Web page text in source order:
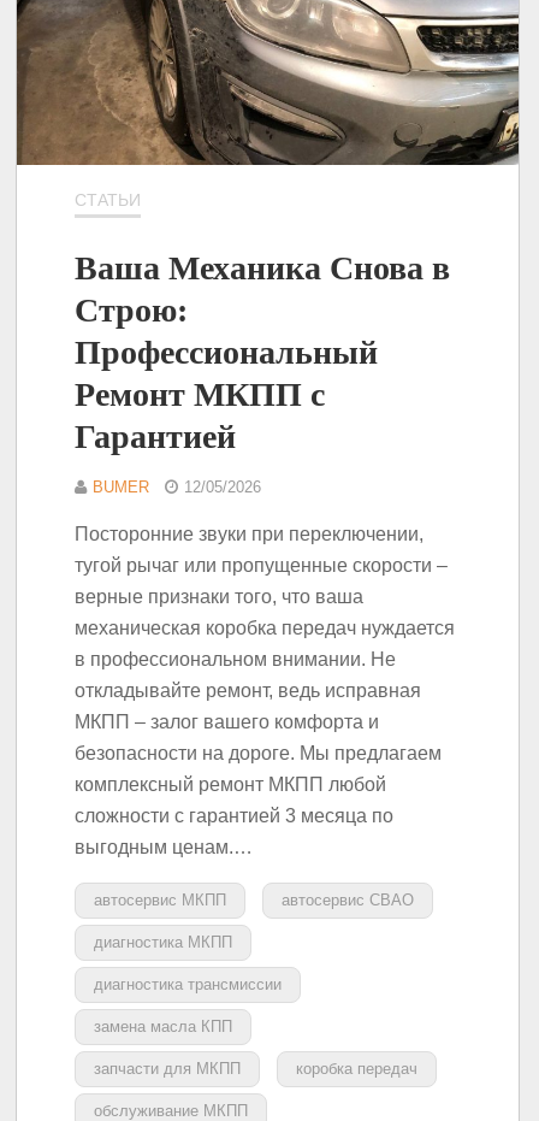
СТАТЬИ
Ваша Механика Снова в
Строю:
Профессиональный
Ремонт МКПП с
Гарантией
BUMER 12/05/2026
Посторонние звуки при переключении,
тугой рычаг или пропущенные скорости –
верные признаки того, что ваша
механическая коробка передач нуждается
в профессиональном внимании. Не
откладывайте ремонт, ведь исправная
МКПП – залог вашего комфорта и
безопасности на дороге. Мы предлагаем
комплексный ремонт МКПП любой
сложности с гарантией 3 месяца по
выгодным ценам.…
автосервис МКПП автосервис СВАО
диагностика МКПП
диагностика трансмиссии
замена масла КПП
запчасти для МКПП коробка передач
обслуживание МКПП